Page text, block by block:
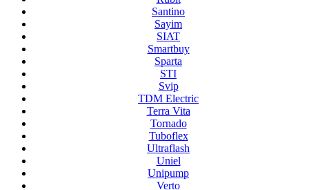
Santino
Sayim
SIAT
Smartbuy
Sparta
STI
Svip
TDM Electric
Terra Vita
Tornado
Tuboflex
Ultraflash
Uniel
Unipump
Verto